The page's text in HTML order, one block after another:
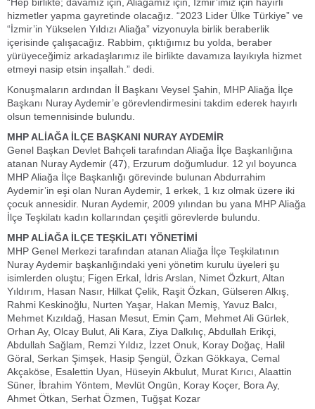
hizmetler yapma gayretinde olacağız. “2023 Lider Ülke Türkiye” ve
“İzmir’in Yükselen Yıldızı Aliağa” vizyonuyla birlik beraberlik
içerisinde çalışacağız. Rabbim, çıktığımız bu yolda, beraber
yürüyeceğimiz arkadaşlarımız ile birlikte davamıza layıkıyla hizmet
etmeyi nasip etsin inşallah.” dedi.
Konuşmaların ardından İl Başkanı Veysel Şahin, MHP Aliağa İlçe
Başkanı Nuray Aydemir’e görevlendirmesini takdim ederek hayırlı
olsun temennisinde bulundu.
MHP ALİAĞA İLÇE BAŞKANI NURAY AYDEMİR
Genel Başkan Devlet Bahçeli tarafından Aliağa İlçe Başkanlığına
atanan Nuray Aydemir (47), Erzurum doğumludur. 12 yıl boyunca
MHP Aliağa İlçe Başkanlığı görevinde bulunan Abdurrahim
Aydemir’in eşi olan Nuran Aydemir, 1 erkek, 1 kız olmak üzere iki
çocuk annesidir. Nuran Aydemir, 2009 yılından bu yana MHP Aliağa
İlçe Teşkilatı kadın kollarından çeşitli görevlerde bulundu.
MHP ALİAĞA İLÇE TEŞKİLATI YÖNETİMİ
MHP Genel Merkezi tarafından atanan Aliağa İlçe Teşkilatının
Nuray Aydemir başkanlığındaki yeni yönetim kurulu üyeleri şu
isimlerden oluştu; Figen Erkal, İdris Arslan, Nimet Özkurt, Altan
Yıldırım, Hasan Nasır, Hilkat Çelik, Raşit Özkan, Gülseren Alkış,
Rahmi Keskinoğlu, Nurten Yaşar, Hakan Memiş, Yavuz Balcı,
Mehmet Kızıldağ, Hasan Mesut, Emin Çam, Mehmet Ali Gürlek,
Orhan Ay, Olcay Bulut, Ali Kara, Ziya Dalkılıç, Abdullah Erikçi,
Abdullah Sağlam, Remzi Yıldız, İzzet Onuk, Koray Doğaç, Halil
Göral, Serkan Şimşek, Hasip Şengül, Özkan Gökkaya, Cemal
Akçaköse, Esalettin Uyan, Hüseyin Akbulut, Murat Kırıcı, Alaattin
Süner, İbrahim Yöntem, Mevlüt Ongün, Koray Koçer, Bora Ay,
Ahmet Ötkan, Serhat Özmen, Tuğşat Kozar